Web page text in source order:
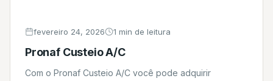
fevereiro 24, 2026 1 min de leitura
Pronaf Custeio A/C
Com o Pronaf Custeio A/C você pode adquirir